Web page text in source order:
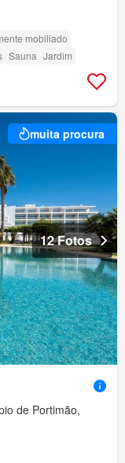
mobiliado
Sauna Jardim
muita procura
12 Fotos
de Portimão,